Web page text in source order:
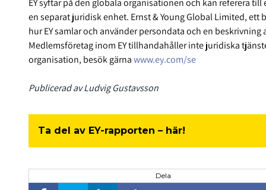
EY syftar på den globala organisationen och kan referera
en separat juridisk enhet. Ernst & Young Global Limited,
hur EY samlar och använder persondata och en
Medlemsföretag inom EY tillhandahåller inte juridiska
organisation, besök gärnawww.ey.com/se
Publicerad av Ludvig Gustavsson
Ta del av EY-rapporten – här!
Dela